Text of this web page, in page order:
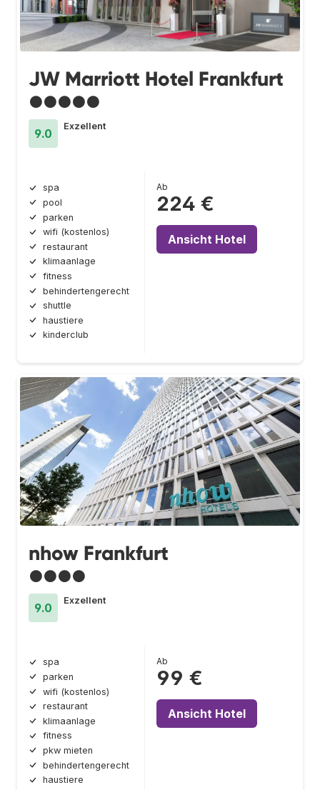
JW Marriott Hotel Frankfurt
●●●●●
9.0
Exzellent
spa
pool
parken
wifi (kostenlos)
restaurant
klimaanlage
fitness
behindertengerecht
shuttle
haustiere
kinderclub
Ab
224 €
Ansicht Hotel
nhow Frankfurt
●●●●
9.0
Exzellent
spa
parken
wifi (kostenlos)
restaurant
klimaanlage
fitness
pkw mieten
behindertengerecht
haustiere
Ab
99 €
Ansicht Hotel